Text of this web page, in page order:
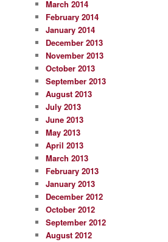
March 2014
February 2014
January 2014
December 2013
November 2013
October 2013
September 2013
August 2013
July 2013
June 2013
May 2013
April 2013
March 2013
February 2013
January 2013
December 2012
October 2012
September 2012
August 2012